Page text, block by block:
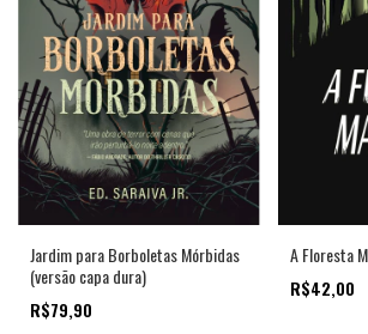
Jardim para Borboletas Mórbidas
(versão capa dura)
R$79,90
A Floresta
R$42,00